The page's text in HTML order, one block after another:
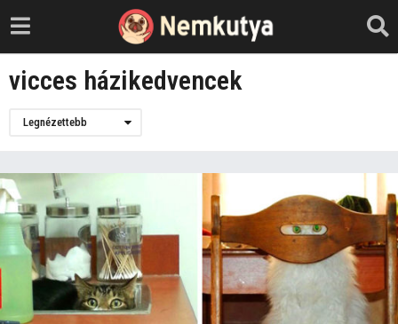
vicces házikedvencek
Legnézettebb